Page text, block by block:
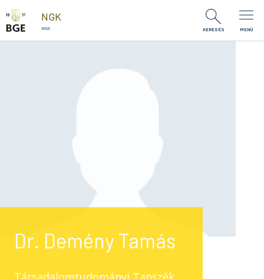
Ugrás a tartalomra
NGK
NGK KERESÉS MENÜ
Dr. Demény Tamás